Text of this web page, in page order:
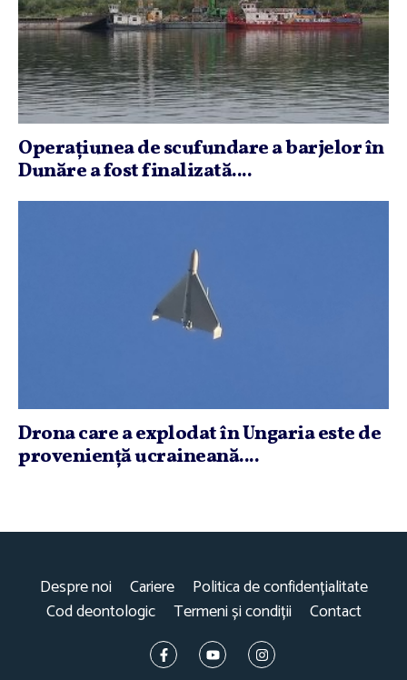
Operaţiunea de scufundare a barjelor în
Dunăre a fost finalizată....
Drona care a explodat în Ungaria este de
provenienţă ucraineană....
Despre noi Cariere
Politica de confidențialitate
Cod deontologic
Termeni și condiții Contact